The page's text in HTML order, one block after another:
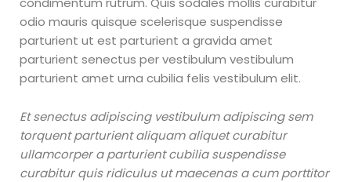
odio mauris quisque scelerisque suspendisse
parturient ut est parturient a gravida amet
parturient senectus per vestibulum vestibulum
parturient amet urna cubilia felis vestibulum elit.
Et senectus adipiscing vestibulum adipiscing sem
torquent parturient aliquam aliquet curabitur
ullamcorper a parturient cubilia suspendisse
curabitur quis ridiculus ut maecenas a cum porttitor